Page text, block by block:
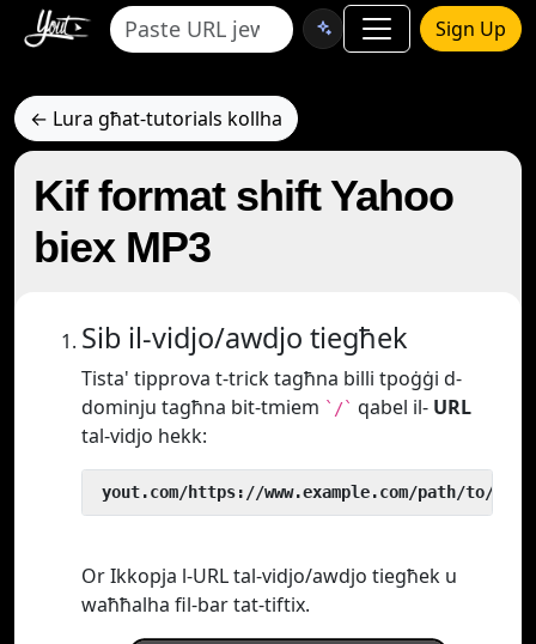
Sign Up
← Lura għat-tutorials kollha
Kif format shift Yahoo
biex MP3
Sib il-vidjo/awdjo tiegħek
Tista' tipprova t-trick tagħna billi tpoġġi d-
dominju tagħna bit-tmiem `/` qabel il- URL
tal-vidjo hekk:
yout.com/https://www.example.com/path/to/
Or Ikkopja l-URL tal-vidjo/awdjo tiegħek u
waħħalha fil-bar tat-tiftix.